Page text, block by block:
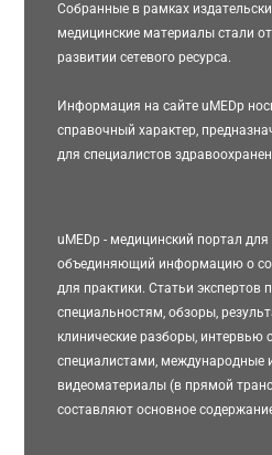
Собранные в рамках
медицинские материалы стали
развитии сетевого ресурса.
Информация на сайте uMEDp
справочный характер,
для специалистов
uMEDp - медицинский портал для
объединяющий информацию о
для практики. Статьи экспертов
специальностям, обзоры,
клинические разборы, интервью
специалистами, международные
видеоматериалы (в прямой
составляют основное